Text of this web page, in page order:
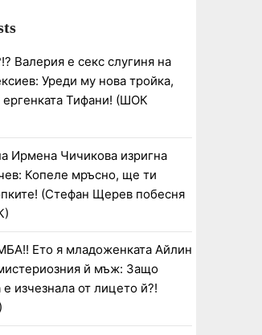
Валерия е секс слугиня на
Уреди му нова тройка,
ергенката Тифани! (ШОК
Ирмена Чичикова изригна
Копеле мръсно, ще ти
(Стефан Щерев побесня
Ето я младоженката Айлин
й мъж: Защо
е изчезнала от лицето й?!